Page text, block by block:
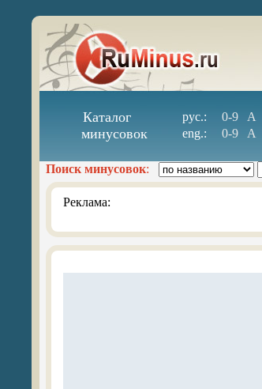
Каталог
минусовок
рус.: 0-9 А
eng.:
0-9 A
Поиск минусовок:
Реклама: